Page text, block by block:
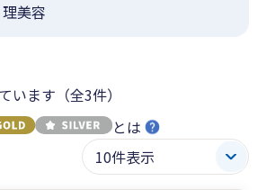
理美容
います（全3件）
とは